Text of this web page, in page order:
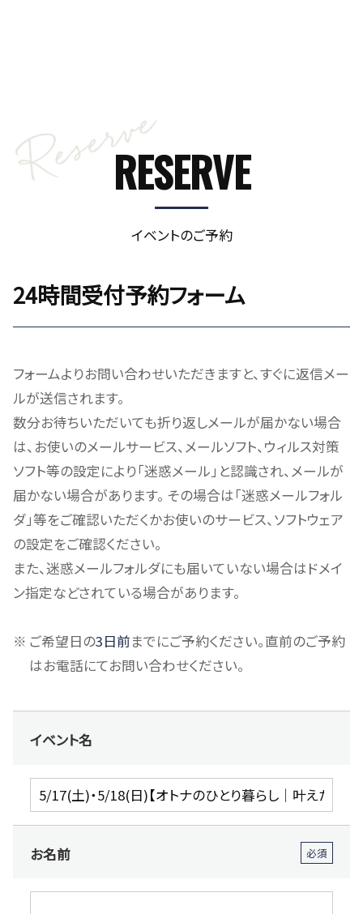
RESERVE
イベントのご予約
24時間受付予約フォーム
フォームよりお問い合わせいただきますと、すぐに返信メー
ルが送信されます。
数分お待ちいただいても折り返しメールが届かない場合
は、お使いのメールサービス、メールソフト、ウィルス対策
ソフト等の設定により「迷惑メール」と認識され、メールが
届かない場合があります。 その場合は「迷惑メールフォル
ダ」等をご確認いただくかお使いのサービス、ソフトウェア
の設定をご確認ください。
また、迷惑メールフォルダにも届いていない場合はドメイ
ン指定などされている場合があります。
ご希望日の3日前までにご予約ください。直前のご予約
はお電話にてお問い合わせください。
イベント名
お名前 必須